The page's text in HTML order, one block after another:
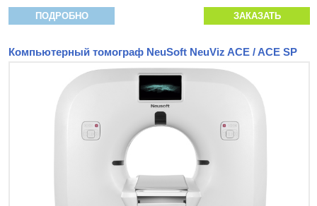
ПОДРОБНО ЗАКАЗАТЬ
Компьютерный томограф NeuSoft NeuViz ACE / ACE SP